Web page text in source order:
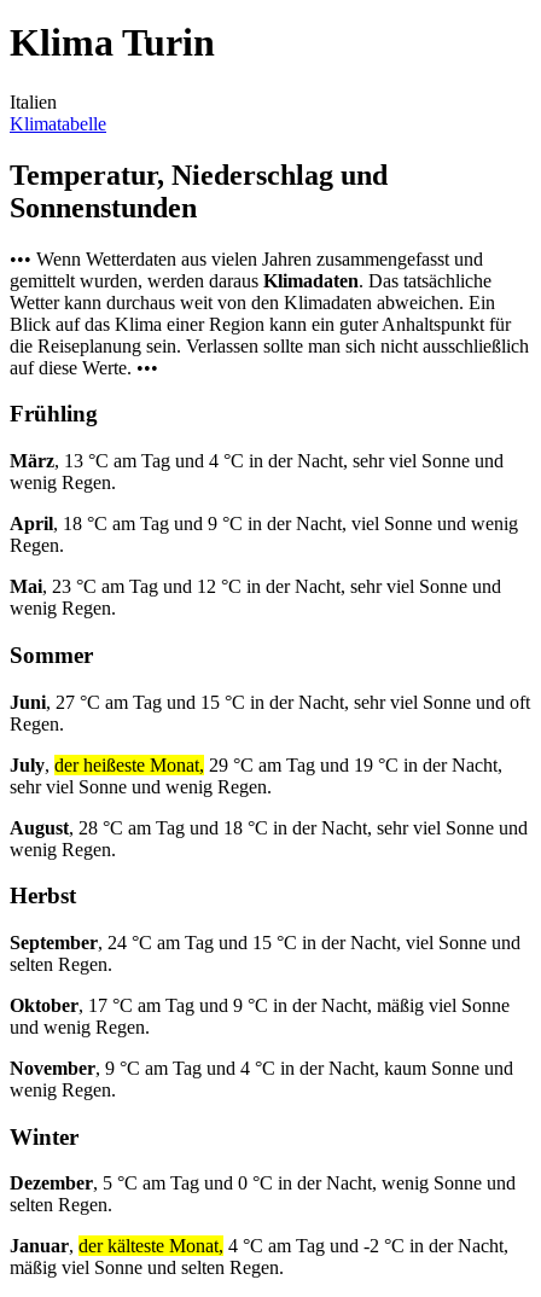
Klima Turin
Italien
Klimatabelle
Temperatur, Niederschlag und
Sonnenstunden
••• Wenn Wetterdaten aus vielen Jahren zusammengefasst und
gemittelt wurden, werden daraus Klimadaten. Das tatsächliche
Wetter kann durchaus weit von den Klimadaten abweichen. Ein
Blick auf das Klima einer Region kann ein guter Anhaltspunkt für
die Reiseplanung sein. Verlassen sollte man sich nicht ausschließlich
auf diese Werte. •••
Frühling
März, 13 °C am Tag und 4 °C in der Nacht, sehr viel Sonne und
wenig Regen.
April, 18 °C am Tag und 9 °C in der Nacht, viel Sonne und wenig
Regen.
Mai, 23 °C am Tag und 12 °C in der Nacht, sehr viel Sonne und
wenig Regen.
Sommer
Juni, 27 °C am Tag und 15 °C in der Nacht, sehr viel Sonne und oft
Regen.
July, der heißeste Monat, 29 °C am Tag und 19 °C in der Nacht,
sehr viel Sonne und wenig Regen.
August, 28 °C am Tag und 18 °C in der Nacht, sehr viel Sonne und
wenig Regen.
Herbst
September, 24 °C am Tag und 15 °C in der Nacht, viel Sonne und
selten Regen.
Oktober, 17 °C am Tag und 9 °C in der Nacht, mäßig viel Sonne
und wenig Regen.
November, 9 °C am Tag und 4 °C in der Nacht, kaum Sonne und
wenig Regen.
Winter
Dezember, 5 °C am Tag und 0 °C in der Nacht, wenig Sonne und
selten Regen.
Januar, der kälteste Monat, 4 °C am Tag und -2 °C in der Nacht,
mäßig viel Sonne und selten Regen.